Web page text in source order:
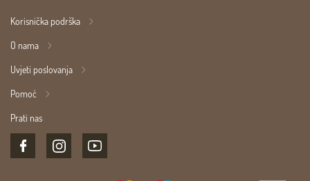
Korisnička podrška
O nama
Uvjeti poslovanja
Pomoć
Prati nas